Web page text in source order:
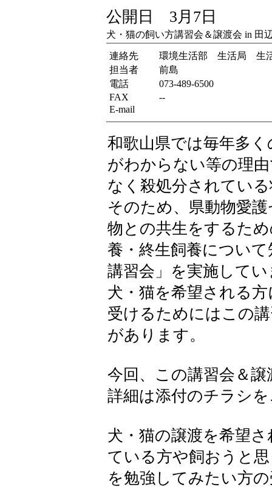
公開日 3月7日
犬・猫の飼い方講習会＆譲渡会 in 田
連絡先
環境生活部 生活局 生
担当者
前島
電話
073-489-6500
FAX
--
E-mail
和歌山県では毎年多
がわからない等の理
なく殺処分されてい
そのため、県動物愛
物との共生をするた
養・終生飼養につい
講習会」を実施して
犬・猫を希望される
受けるためにはこの
があります。
今回、この講習会＆
詳細は添付のチラシ
犬・猫の譲渡を希望
ている方や飼おうと
を勉強してみたい方